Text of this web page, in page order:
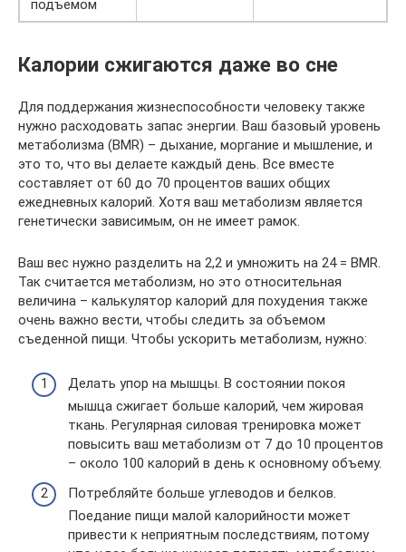
подъемом
Калории сжигаются даже во сне
Для поддержания жизнеспособности человеку также
нужно расходовать запас энергии. Ваш базовый уровень
метаболизма (BMR) – дыхание, моргание и мышление, и
это то, что вы делаете каждый день. Все вместе
составляет от 60 до 70 процентов ваших общих
ежедневных калорий. Хотя ваш метаболизм является
генетически зависимым, он не имеет рамок.
Ваш вес нужно разделить на 2,2 и умножить на 24 = BMR.
Так считается метаболизм, но это относительная
величина – калькулятор калорий для похудения также
очень важно вести, чтобы следить за объемом
съеденной пищи. Чтобы ускорить метаболизм, нужно:
Делать упор на мышцы. В состоянии покоя
мышца сжигает больше калорий, чем жировая
ткань. Регулярная силовая тренировка может
повысить ваш метаболизм от 7 до 10 процентов
– около 100 калорий в день к основному объему.
Потребляйте больше углеводов и белков.
Поедание пищи малой калорийности может
привести к неприятным последствиям, потому